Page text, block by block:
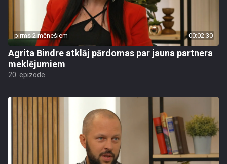
pirms 2 mēnešiem 00:02:30
Agrita Bindre atklāj pārdomas par jauna partnera
meklējumiem
20. epizode